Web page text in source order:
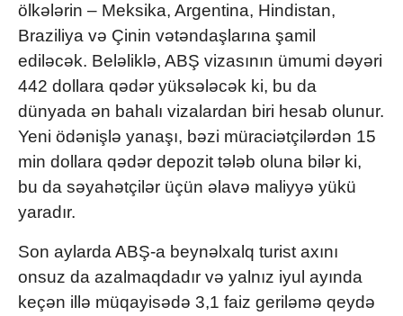
ölkələrin – Meksika, Argentina, Hindistan,
Braziliya və Çinin vətəndaşlarına şamil
ediləcək. Beləliklə, ABŞ vizasının ümumi dəyəri
442 dollara qədər yüksələcək ki, bu da
dünyada ən bahalı vizalardan biri hesab olunur.
Yeni ödənişlə yanaşı, bəzi müraciətçilərdən 15
min dollara qədər depozit tələb oluna bilər ki,
bu da səyahətçilər üçün əlavə maliyyə yükü
yaradır.
Son aylarda ABŞ-a beynəlxalq turist axını
onsuz da azalmaqdadır və yalnız iyul ayında
keçən illə müqayisədə 3,1 faiz geriləmə qeydə